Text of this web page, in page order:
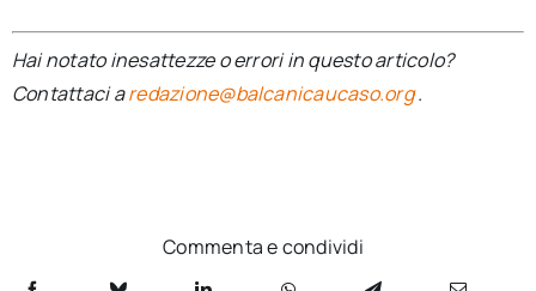
Hai notato inesattezze o errori in questo articolo?
Contattaci aredazione@balcanicaucaso.org.
Commenta e condividi